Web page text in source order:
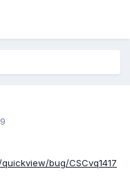
bug/CSCvq1417